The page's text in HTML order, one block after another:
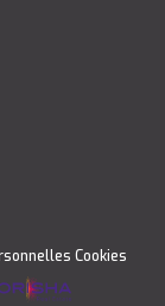
Cookies